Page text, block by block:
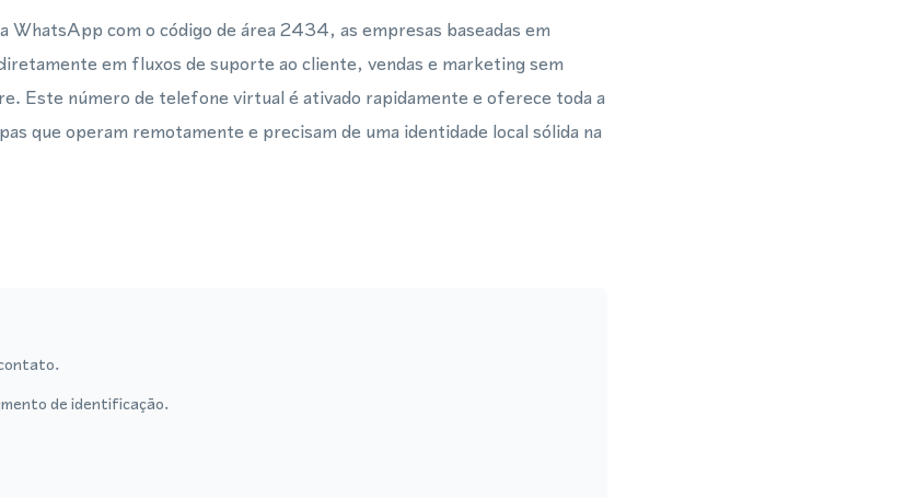
com o código de área 2434, as empresas baseadas em
em fluxos de suporte ao cliente, vendas e marketing sem
Este número de telefone virtual é ativado rapidamente e oferece toda a
que operam remotamente e precisam de uma identidade local sólida na
de identificação.